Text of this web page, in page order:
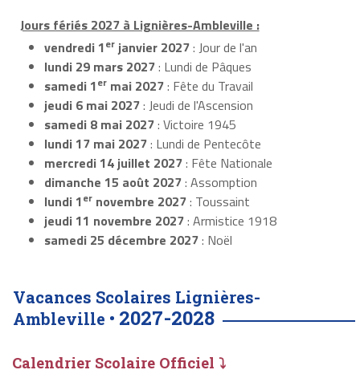
Jours fériés 2027 à Lignières-Ambleville :
vendredi 1er janvier 2027: Jour de l'an
lundi 29 mars 2027: Lundi de Pâques
samedi 1er mai 2027: Fête du Travail
jeudi 6 mai 2027: Jeudi de l'Ascension
samedi 8 mai 2027: Victoire 1945
lundi 17 mai 2027: Lundi de Pentecôte
mercredi 14 juillet 2027: Fête Nationale
dimanche 15 août 2027: Assomption
lundi 1er novembre 2027: Toussaint
jeudi 11 novembre 2027: Armistice 1918
samedi 25 décembre 2027: Noël
Vacances Scolaires Lignières-
Ambleville • 2027-2028
Calendrier Scolaire Officiel ⤵